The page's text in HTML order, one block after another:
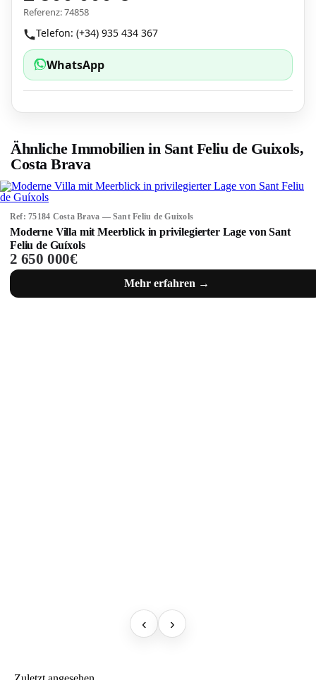
Referenz: 74858
Telefon: (+34) 935 434 367
WhatsApp
Ähnliche Immobilien in Sant Feliu de Guixols,
Costa Brava
Ref: 75184 Costa Brava — Sant Feliu de Guixols
Moderne Villa mit Meerblick in privilegierter Lage von Sant
Feliu de Guíxols
2 650 000€
Mehr erfahren →
‹ ›